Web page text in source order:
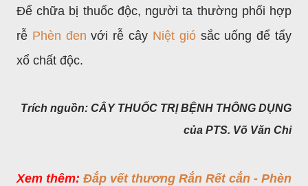
Để chữa bị thuốc độc, người ta thường phối hợp
rễ Phèn đen với rễ cây Niệt giósắc uống để tẩy
xổ chất độc.
Trích nguồn: CÂY THUỐC TRỊ BỆNH THÔNG DỤNG
của PTS. Võ Văn Chi
Xem thêm: Đắp vết thương Rắn Rết cắn - Phèn